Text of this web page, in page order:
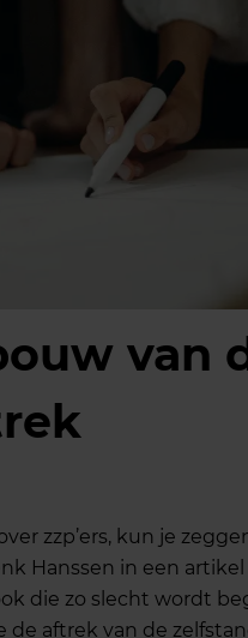
van
zzp’ers, kun je
Hanssen in een
die zo slecht wordt
de aftrek van de